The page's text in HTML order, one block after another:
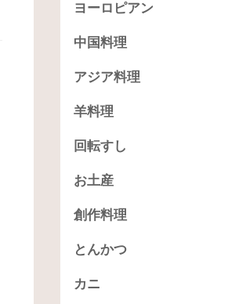
ヨーロピアン
中国料理
アジア料理
羊料理
回転すし
お土産
創作料理
とんかつ
カニ